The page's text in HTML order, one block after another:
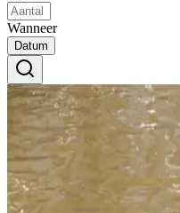
Wanneer
Datum